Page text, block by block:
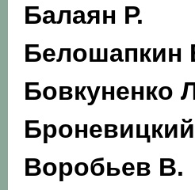
Балаян Р.
Белошапкин
Бовкуненко
Воробьев В.